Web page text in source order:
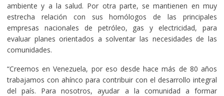
ambiente y a la salud. Por otra parte, se mantienen en muy
estrecha relación con sus homólogos de las principales
empresas nacionales de petróleo, gas y electricidad, para
evaluar planes orientados a solventar las necesidades de las
comunidades.
“Creemos en Venezuela, por eso desde hace más de 80 años
trabajamos con ahínco para contribuir con el desarrollo integral
del país. Para nosotros, ayudar a la comunidad a formar